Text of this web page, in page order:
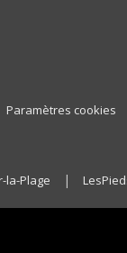
Paramètres cookies
la-Plage |